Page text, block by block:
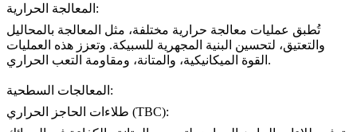
المعالجة الحرارية:
تُطبق عمليات معالجة حرارية مختلفة، مثل المعالجة بالمحاليل
والتعتيق، لتحسين البنية المجهرية للسبيكة. وتعزز هذه العمليات
القوة الميكانيكية، والمتانة، ومقاومة التعب الحراري.
المعالجات السطحية:
طلاءات الحاجز الحراري (TBC):